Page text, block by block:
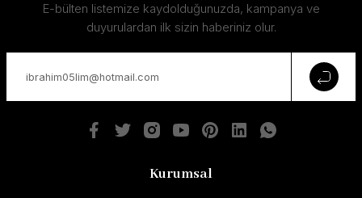
E-bülten listemize kaydolduğunuzda, kampanya ve
duyurulardan ilk sizin haberiniz olur.
Kurumsal